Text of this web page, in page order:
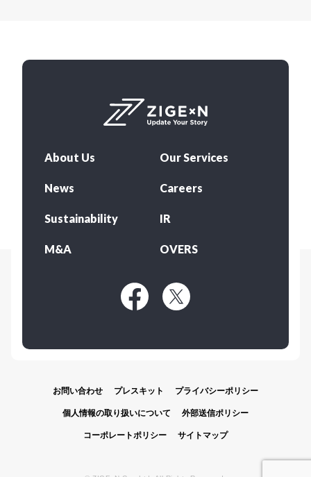
About Us Our Services
News Careers
Sustainability IR
M&A OVERS
お問い合わせ プレスキット プライバシーポリシー
個人情報の取り扱いについて 外部送信ポリシー
コーポレートポリシー サイトマップ